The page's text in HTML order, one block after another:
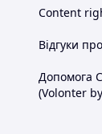
Content
Відгуки
Допомога
(Volonter